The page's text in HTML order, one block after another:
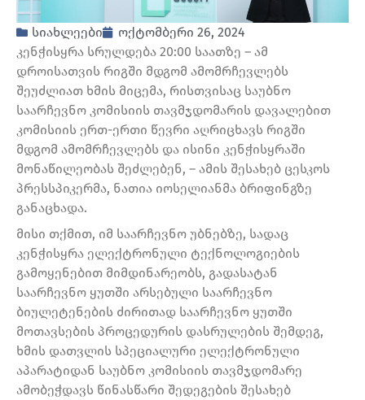
სიახლეები
ოქტომბერი 26, 2024
კენჭისყრა სრულდება 20:00 საათზე – ამ
დროისათვის რიგში მდგომ ამომრჩევლებს
შეუძლიათ ხმის მიცემა, რისთვისაც საუბნო
საარჩევნო კომისიის თავმჯდომარის დავალებით
კომისიის ერთ-ერთი წევრი აღრიცხავს რიგში
მდგომ ამომრჩევლებს და ისინი კენჭისყრაში
მონაწილეობას შეძლებენ, – ამის შესახებ ცესკოს
პრესსპიკერმა, ნათია იოსელიანმა ბრიფინგზე
განაცხადა.
მისი თქმით, იმ საარჩევნო უბნებზე, სადაც
კენჭისყრა ელექტრონული ტექნოლოგიების
გამოყენებით მიმდინარეობს, გადასატან
საარჩევნო ყუთში არსებული საარჩევნო
ბიულეტენების ძირითად საარჩევნო ყუთში
მოთავსების პროცედურის დასრულების შემდეგ,
ხმის დათვლის სპეციალური ელექტრონული
აპარატიდან საუბნო კომისიის თავმჯდომარე
ამობეჭდავს წინასწარი შედეგების შესახებ